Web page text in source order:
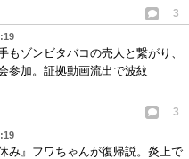
3
もゾンビタバコの売人と繋がり、
参加。証拠動画流出で波紋
3
み』フワちゃんが復帰説。炎上で